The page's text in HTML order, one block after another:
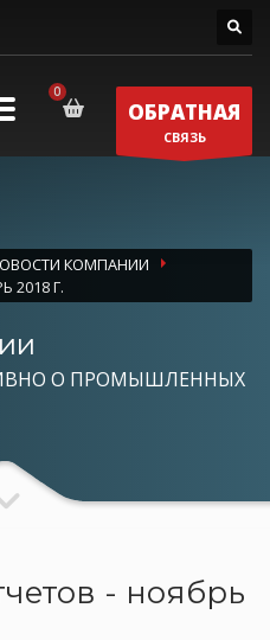
ОБРАТНАЯ
СВЯЗЬ
КОМПАНИИ
2018 Г.
О ПРОМЫШЛЕННЫХ
- ноябрь